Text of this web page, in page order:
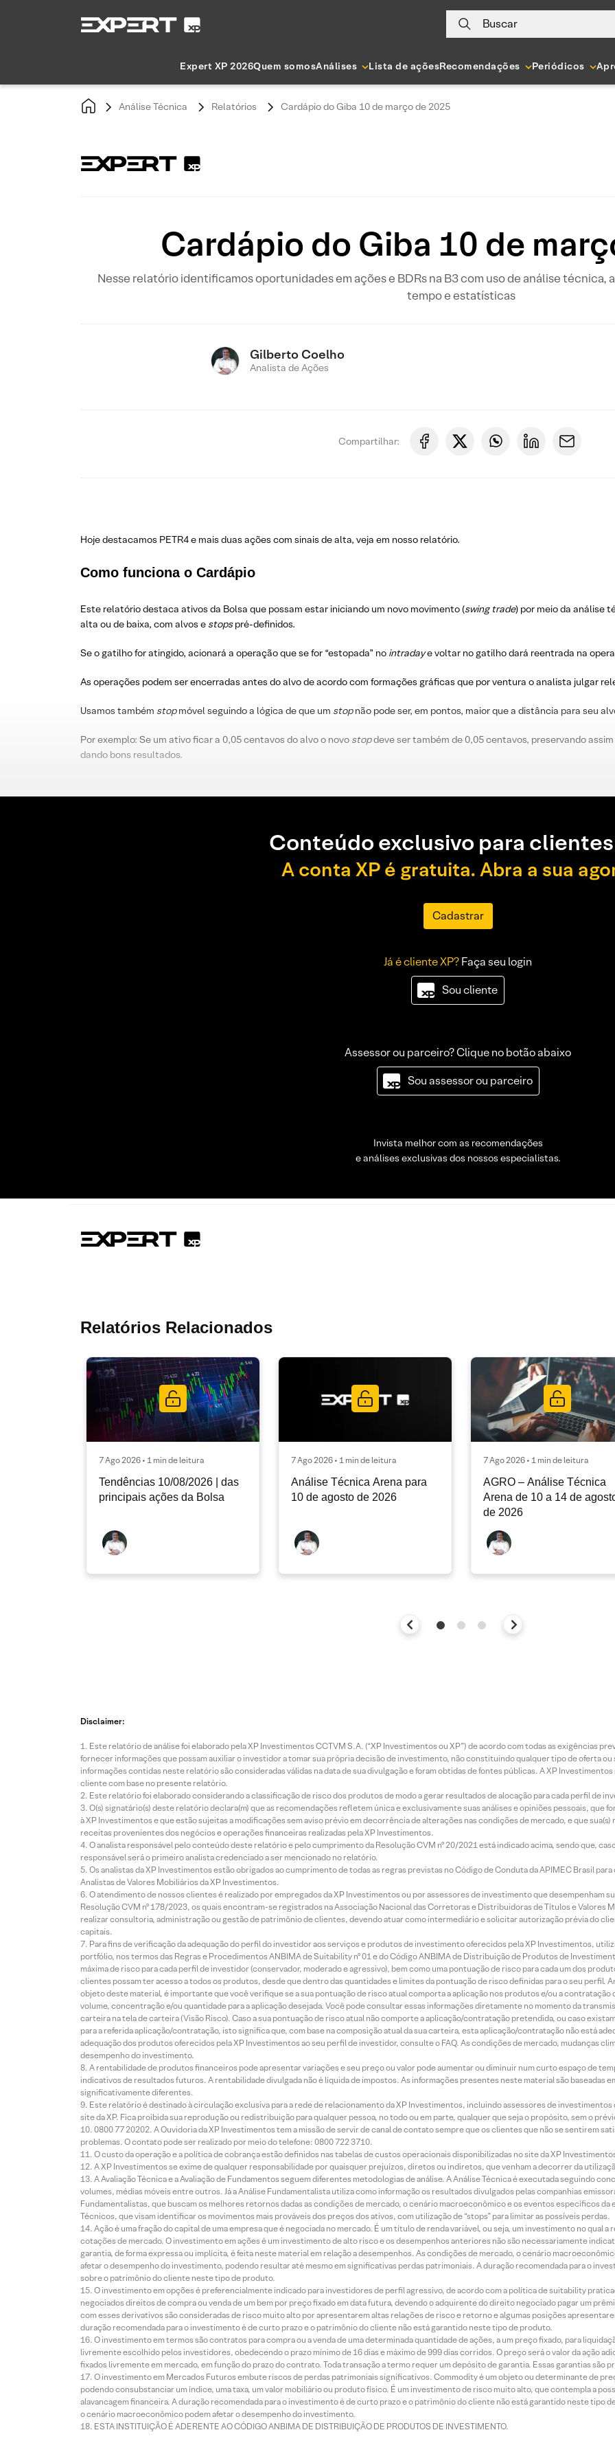
Buscar
Expert XP 2026Quem somosAnálises Lista de açõesRecomendações Periódicos
Análise Técnica Relatórios Cardápio do Giba 10 de março de 2025
Cardápio do Giba 10 de
Nesse relatório identificamos oportunidades em ações e BDRs na B3 com uso de análise técnica,
tempo e estatísticas
Gilberto Coelho
Analista de Ações
Compartilhar:
Hoje destacamos PETR4 e mais duas ações com sinais de alta, veja em nosso relatório.
Como funciona o Cardápio
Este relatório destaca ativos da Bolsa que possam estar iniciando um novo movimento (swing trade) por meio da análise
alta ou de baixa, com alvos e stopspré-definidos.
Se o gatilho for atingido, acionará a operação que se for “estopada” no intradaye voltar no gatilho dará reentrada na
As operações podem ser encerradas antes do alvo de acordo com formações gráficas que por ventura o analista julgar
Usamos também stopmóvel seguindo a lógica de que um stopnão pode ser, em pontos, maior que a distância para seu
Por exemplo: Se um ativo ficar a 0,05 centavos do alvo o novo stopdeve ser também de 0,05 centavos, preservando
dando bons resultados.
Conteúdo exclusivo para
A conta XP é gratuita. Abra a sua
Cadastrar
Já é cliente XP?Faça seu login
Sou cliente
Assessor ou parceiro? Clique no botão abaixo
Sou assessor ou parceiro
Invista melhor com as recomendações
e análises exclusivas dos nossos especialistas.
Relatórios Relacionados
7 Ago 2026 • 1 min de leitura
Tendências 10/08/2026 | das
principais ações da Bolsa
7 Ago 2026 • 1 min de leitura
Análise Técnica Arena para
10 de agosto de 2026
7 Ago 2026 • 1 min de leitura
AGRO – Análise Técnica
Arena de 10 a 14 de
de 2026
Disclaimer:
Este relatório de análise foi elaborado pela XP Investimentos CCTVM S.A. (“XP Investimentos ou XP”) de acordo com todas as exigências
fornecer informações que possam auxiliar o investidor a tomar sua própria decisão de investimento, não constituindo qualquer tipo de oferta
informações contidas neste relatório são consideradas válidas na data de sua divulgação e foram obtidas de fontes públicas. A XP
cliente com base no presente relatório.
Este relatório foi elaborado considerando a classificação de risco dos produtos de modo a gerar resultados de alocação para cada perfil de
O(s) signatário(s) deste relatório declara(m) que as recomendações refletem única e exclusivamente suas análises e opiniões pessoais, que
à XP Investimentos e que estão sujeitas a modificações sem aviso prévio em decorrência de alterações nas condições de mercado, e que
receitas provenientes dos negócios e operações financeiras realizadas pela XP Investimentos.
O analista responsável pelo conteúdo deste relatório e pelo cumprimento da Resolução CVM nº 20/2021 está indicado acima, sendo que,
responsável será o primeiro analista credenciado a ser mencionado no relatório.
Os analistas da XP Investimentos estão obrigados ao cumprimento de todas as regras previstas no Código de Conduta da APIMEC Brasil
Analistas de Valores Mobiliários da XP Investimentos.
O atendimento de nossos clientes é realizado por empregados da XP Investimentos ou por assessores de investimento que desempenham
Resolução CVM nº 178/2023, os quais encontram-se registrados na Associação Nacional das Corretoras e Distribuidoras de Títulos e Valores
realizar consultoria, administração ou gestão de patrimônio de clientes, devendo atuar como intermediário e solicitar autorização prévia do
capitais.
Para fins de verificação da adequação do perfil do investidor aos serviços e produtos de investimento oferecidos pela XP Investimentos,
portfólio, nos termos das Regras e Procedimentos ANBIMA de Suitability nº 01 e do Código ANBIMA de Distribuição de Produtos de
máxima de risco para cada perfil de investidor (conservador, moderado e agressivo), bem como uma pontuação de risco para cada um dos
clientes possam ter acesso a todos os produtos, desde que dentro das quantidades e limites da pontuação de risco definidas para o seu perfil.
objeto deste material, é importante que você verifique se a sua pontuação de risco atual comporta a aplicação nos produtos e/ou a contratação
volume, concentração e/ou quantidade para a aplicação desejada. Você pode consultar essas informações diretamente no momento da
carteira na tela de carteira (Visão Risco). Caso a sua pontuação de risco atual não comporte a aplicação/contratação pretendida, ou caso
para a referida aplicação/contratação, isto significa que, com base na composição atual da sua carteira, esta aplicação/contratação não está
adequação dos produtos oferecidos pela XP Investimentos ao seu perfil de investidor, consulte o FAQ. As condições de mercado, mudanças
desempenho do investimento.
A rentabilidade de produtos financeiros pode apresentar variações e seu preço ou valor pode aumentar ou diminuir num curto espaço de
indicativos de resultados futuros. A rentabilidade divulgada não é líquida de impostos. As informações presentes neste material são baseadas
significativamente diferentes.
Este relatório é destinado à circulação exclusiva para a rede de relacionamento da XP Investimentos, incluindo assessores de investimentos
site da XP. Fica proibida sua reprodução ou redistribuição para qualquer pessoa, no todo ou em parte, qualquer que seja o propósito, sem o
0800 77 20202. A Ouvidoria da XP Investimentos tem a missão de servir de canal de contato sempre que os clientes que não se sentirem
problemas. O contato pode ser realizado por meio do telefone: 0800 722 3710.
O custo da operação e a política de cobrança estão definidos nas tabelas de custos operacionais disponibilizadas no site da XP
A XP Investimentos se exime de qualquer responsabilidade por quaisquer prejuízos, diretos ou indiretos, que venham a decorrer da
A Avaliação Técnica e a Avaliação de Fundamentos seguem diferentes metodologias de análise. A Análise Técnica é executada seguindo
volumes, médias móveis entre outros. Já a Análise Fundamentalista utiliza como informação os resultados divulgados pelas companhias
Fundamentalistas, que buscam os melhores retornos dadas as condições de mercado, o cenário macroeconômico e os eventos específicos
Técnicos, que visam identificar os movimentos mais prováveis dos preços dos ativos, com utilização de “stops” para limitar as possíveis perdas.
Ação é uma fração do capital de uma empresa que é negociada no mercado. É um título de renda variável, ou seja, um investimento no qual
cotações de mercado. O investimento em ações é um investimento de alto risco e os desempenhos anteriores não são necessariamente
garantia, de forma expressa ou implícita, é feita neste material em relação a desempenhos. As condições de mercado, o cenário
afetar o desempenho do investimento, podendo resultar até mesmo em significativas perdas patrimoniais. A duração recomendada para o
sobre o patrimônio do cliente neste tipo de produto.
O investimento em opções é preferencialmente indicado para investidores de perfil agressivo, de acordo com a política de suitability
negociados direitos de compra ou venda de um bem por preço fixado em data futura, devendo o adquirente do direito negociado pagar um
com esses derivativos são consideradas de risco muito alto por apresentarem altas relações de risco e retorno e algumas posições
duração recomendada para o investimento é de curto prazo e o patrimônio do cliente não está garantido neste tipo de produto.
O investimento em termos são contratos para compra ou a venda de uma determinada quantidade de ações, a um preço fixado, para
livremente escolhido pelos investidores, obedecendo o prazo mínimo de 16 dias e máximo de 999 dias corridos. O preço será o valor da ação
fixados livremente em mercado, em função do prazo do contrato. Toda transação a termo requer um depósito de garantia. Essas garantias são
O investimento em Mercados Futuros embute riscos de perdas patrimoniais significativos. Commodity é um objeto ou determinante de
podendo consubstanciar um índice, uma taxa, um valor mobiliário ou produto físico. É um investimento de risco muito alto, que contempla a
alavancagem financeira. A duração recomendada para o investimento é de curto prazo e o patrimônio do cliente não está garantido neste tipo
o cenário macroeconômico podem afetar o desempenho do investimento.
ESTA INSTITUIÇÃO É ADERENTE AO CÓDIGO ANBIMA DE DISTRIBUIÇÃO DE PRODUTOS DE INVESTIMENTO.